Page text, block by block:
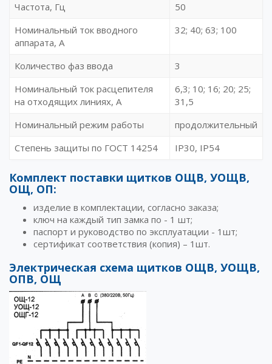
Частота, Гц
50
Номинальный ток вводного
аппарата, А
32; 40; 63; 100
Количество фаз ввода
3
Номинальный ток расцепителя
на отходящих линиях, А
6,3; 10; 16; 20; 25;
31,5
Номинальный режим работы
продолжительный
Степень защиты по ГОСТ 14254
IP30, IP54
Комплект поставки щитков ОЩВ, УОЩВ,
ОЩ, ОП:
изделие в комплектации, согласно заказа;
ключ на каждый тип замка по - 1 шт;
паспорт и руководство по эксплуатации - 1шт;
сертификат соответствия (копия) – 1шт.
Электрическая схема щитков ОЩВ, УОЩВ,
ОПВ, ОЩ